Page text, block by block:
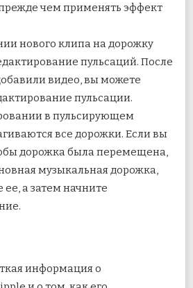
чем применять эффект
нового клипа на дорожку
пульсаций. После
видео, вы можете
пульсации.
в пульсирующем
все дорожки. Если вы
дорожка была перемещена,
музыкальная дорожка,
ее, а затем начните
информация о